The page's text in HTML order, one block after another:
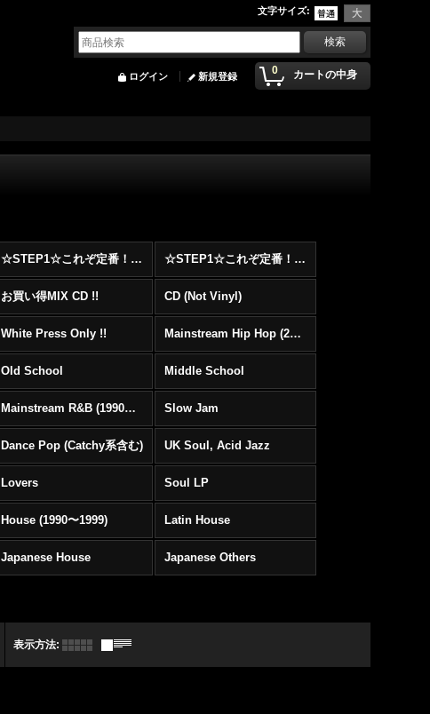
文字サイズ:
0 カートの中身
ログイン 新規登録
☆STEP1☆これぞ定番！！まずはここから！2000年代Hip HopフロアヒットBest 100 !!! ☆STEP1☆これぞ定番！！まずはここから！2000年代R&BフロアヒットBest 100 !!!
お買い得MIX CD !! CD (Not Vinyl)
White Press Only !! Mainstream Hip Hop (2000〜)
Old School Middle School
Mainstream R&B (1990〜1999) Slow Jam
Dance Pop (Catchy系含む) UK Soul, Acid Jazz
Lovers Soul LP
House (1990〜1999) Latin House
Japanese House Japanese Others
表示方法: